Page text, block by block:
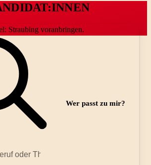
Straubing voranbringen.
Wer passt zu mir?